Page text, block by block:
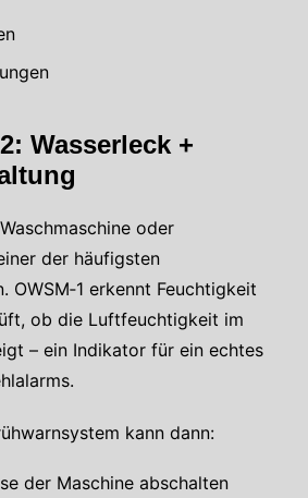
Wasserleck +
oder
der häufigsten
OWSM‑1 erkennt Feuchtigkeit
ob die Luftfeuchtigkeit im
– ein Indikator für ein echtes
kann dann:
der Maschine abschalten